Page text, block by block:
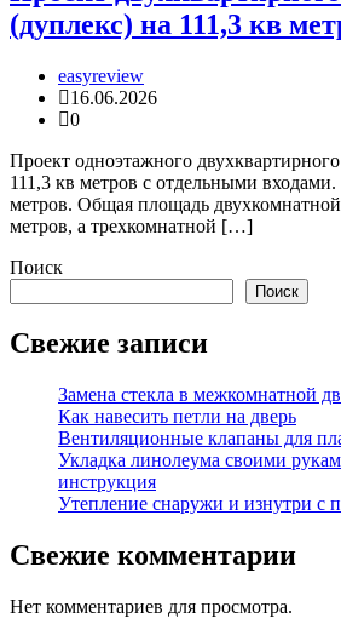
(дуплекс) на 111,3 кв
easyreview
16.06.2026
0
Проект одноэтажного
111,3 кв метров с отдельными
метров. Общая площадь
метров, а трехкомнатной […]
Поиск
Поиск
Свежие записи
Замена стекла в межкомнатной
Как навесить петли на дверь
Вентиляционные клапаны для
Укладка линолеума своими
инструкция
Утепление снаружи и изнутри с
Свежие комментарии
Нет комментариев для просмотра.